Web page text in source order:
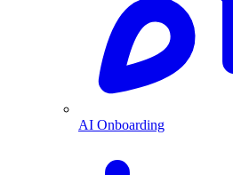
AI Onboarding